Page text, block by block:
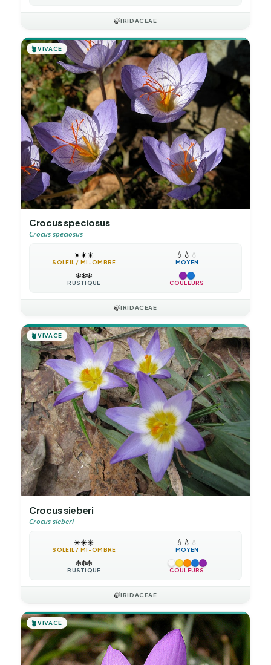
🍃IRIDACEAE
🪴VIVACE
Crocus speciosus
Crocus speciosus
☀️☀️☀️
SOLEIL / MI-OMBRE
💧 💧 💧
MOYEN
❄️❄️❄️
RUSTIQUE COULEURS
🍃IRIDACEAE
🪴VIVACE
Crocus sieberi
Crocus sieberi
☀️☀️☀️
SOLEIL / MI-OMBRE
💧 💧 💧
MOYEN
❄️❄️❄️
RUSTIQUE COULEURS
🍃IRIDACEAE
🪴VIVACE